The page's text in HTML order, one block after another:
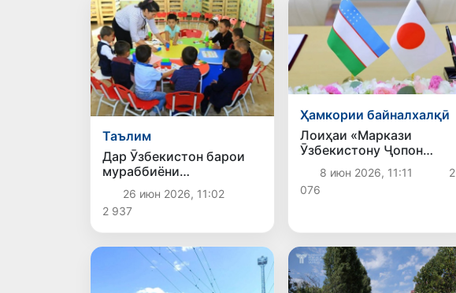
Таълим
Дар Ӯзбекистон барои
мураббиёни
кӯдакистонҳое, ки
таҳсилоти миёнаи
махсус доранд, низоми
таҳсилоти олии дуалӣ
ҷорӣ мегардад
26 июн 2026, 11:02
2 937
Ҳамкории байналхалқӣ
Лоиҳаи «Маркази
Ӯзбекистону Ҷопон
(марҳилаи VI)» амалӣ
мегардад
8 июн 2026, 11:11
2
076